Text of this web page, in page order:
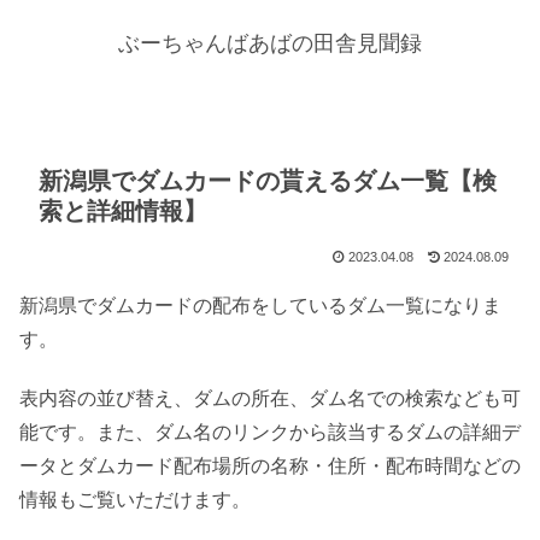
ぶーちゃんばあばの田舎見聞録
新潟県でダムカードの貰えるダム一覧【検
索と詳細情報】
2023.04.08 2024.08.09
新潟県でダムカードの配布をしているダム一覧になりま
す。
表内容の並び替え、ダムの所在、ダム名での検索なども可
能です。また、ダム名のリンクから該当するダムの詳細デ
ータとダムカード配布場所の名称・住所・配布時間などの
情報もご覧いただけます。